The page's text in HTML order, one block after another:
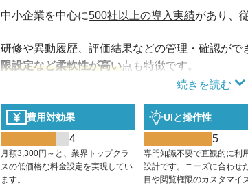
中小企業を中心に500社以上の導入実績があり、
研修や異動履歴、評価結果などの管理・確認がで
限設定など柔軟性が高い点も特徴です。
続きを読む
費用対効果
4
月額3,300円～と、業界トップクラ
スの低価格な料金設定を実現してい
ます。
UIと操作性
5
専門知識不要で直観的に利
設計です。ニーズに合わせ
目や閲覧権限のカスタマイ